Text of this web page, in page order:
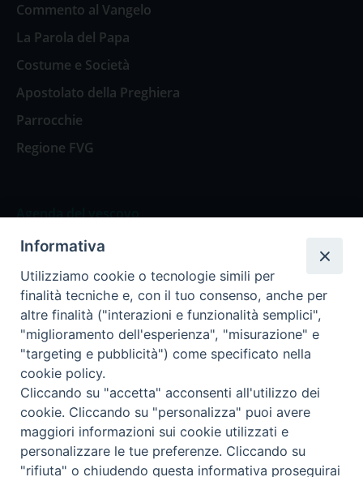
Commento al Vangelo
La Parola del Papa
Costume e Società
Apostolato della Preghiera
Parrocchie
Regione FVG
Agenda del vescovo
Agenda del vescovo
Privacy Policy Trasparenza
Termini e Condizioni
Informativa per il trattamento dei dati personali
Informativa
Utilizziamo cookie o tecnologie simili per
finalità tecniche e, con il tuo consenso, anche per
altre finalità ("interazioni e funzionalità semplici",
"miglioramento dell'esperienza", "misurazione" e
"targeting e pubblicità") come specificato nella
cookie policy.
Cliccando su "accetta" acconsenti all'utilizzo dei
cookie. Cliccando su "personalizza" puoi avere
maggiori informazioni sui cookie utilizzati e
personalizzare le tue preferenze. Cliccando su
"rifiuta" o chiudendo questa informativa proseguirai